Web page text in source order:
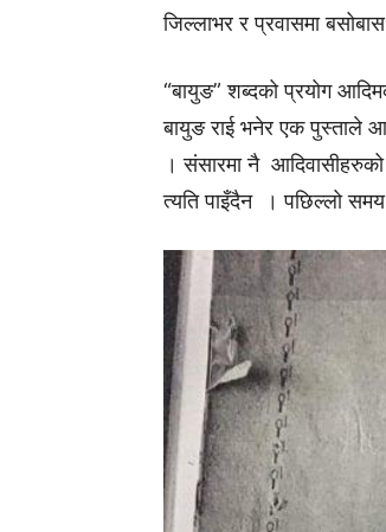
जिल्लाभर र प्रवासमा
“बायुङ” शब्दको प्रयोग
बायुङ राई भनेर एक पुस्ताले
। संसारमा नै
त्यति पाइँदैन । पछिल्लो